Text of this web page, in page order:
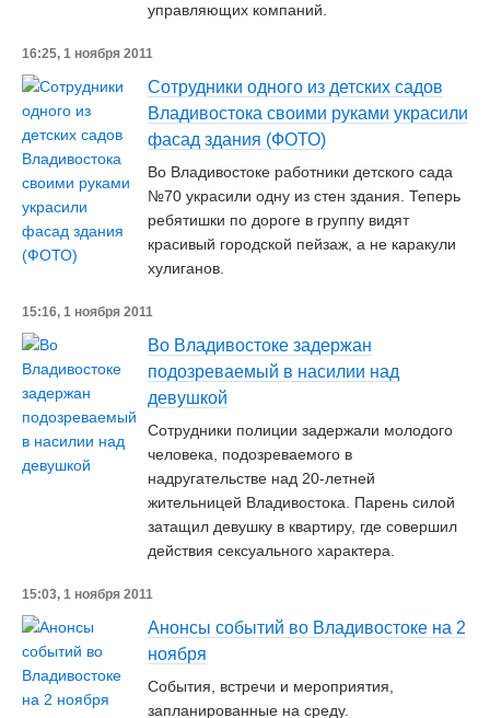
управляющих компаний.
16:25, 1 ноября 2011
Сотрудники одного из детских садов
Владивостока своими руками украсили
фасад здания (ФОТО)
Во Владивостоке работники детского сада
№70 украсили одну из стен здания. Теперь
ребятишки по дороге в группу видят
красивый городской пейзаж, а не каракули
хулиганов.
15:16, 1 ноября 2011
Во Владивостоке задержан
подозреваемый в насилии над
девушкой
Сотрудники полиции задержали молодого
человека, подозреваемого в
надругательстве над 20-летней
жительницей Владивостока. Парень силой
затащил девушку в квартиру, где совершил
действия сексуального характера.
15:03, 1 ноября 2011
Анонсы событий во Владивостоке на 2
ноября
События, встречи и мероприятия,
запланированные на среду.